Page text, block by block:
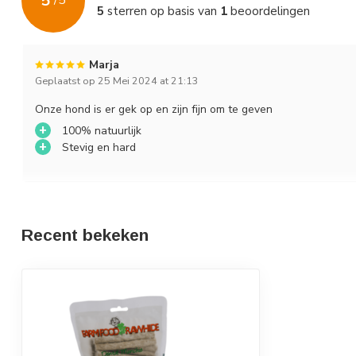
5 sterren op basis van 1beoordelingen
Marja
Geplaatst op 25 Mei 2024 at 21:13
Onze hond is er gek op en zijn fijn om te geven
+ 100% natuurlijk
+ Stevig en hard
Recent bekeken